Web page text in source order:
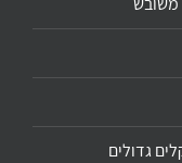
גדולים